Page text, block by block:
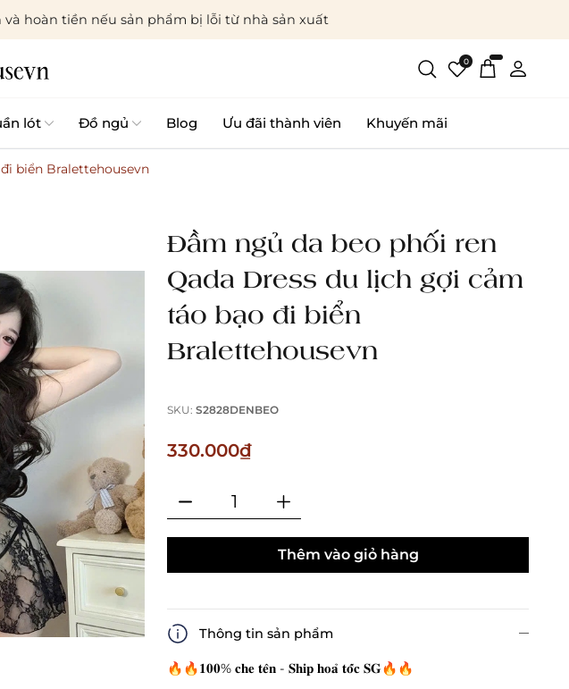
và hoàn tiền nếu sản phẩm bị lỗi từ nhà sản xuất
0
lót Đồ ngủ Blog Ưu đãi thành viên Khuyến mãi
biển Bralettehousevn
Đầm ngủ da beo phối ren
Qada Dress du lịch gợi cảm
táo bạo đi biển
Bralettehousevn
SKU:S2828DENBEO
330.000₫
Thêm vào giỏ hàng
Thông tin sản phẩm
🔥🔥𝟏𝟎𝟎% 𝐜𝐡𝐞 𝐭𝐞̂𝐧 - 𝐒𝐡𝐢𝐩 𝐡𝐨𝐚̉ 𝐭𝐨̂́𝐜 𝐒𝐆🔥🔥